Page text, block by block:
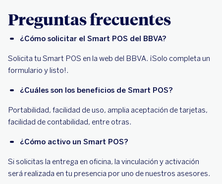
Preguntas frecuentes
¿Cómo solicitar el Smart POS del BBVA?
Solicita tu Smart POS en la web del BBVA. ¡Solo completa un
formulario y listo!.
¿Cuáles son los beneficios de Smart POS?
Portabilidad, facilidad de uso, amplia aceptación de tarjetas,
facilidad de contabilidad, entre otras.
¿Cómo activo un Smart POS?
Si solicitas la entrega en oficina, la vinculación y activación
será realizada en tu presencia por uno de nuestros asesores.